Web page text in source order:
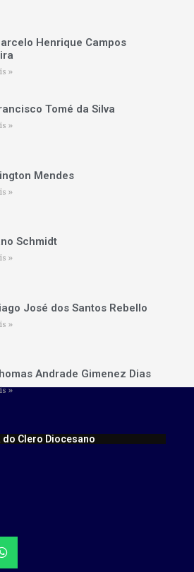
Henrique Campos
»
Tomé da Silva
»
Mendes
»
Schmidt
»
José dos Santos Rebello
»
Andrade Gimenez Dias
»
do Clero Diocesano